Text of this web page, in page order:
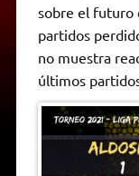
sobre el futuro
partidos
no muestra
últimos